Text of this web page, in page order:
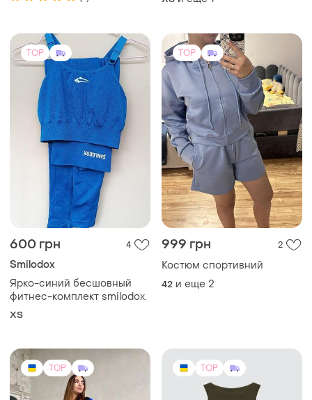
TOP
600 грн 4
Smilodox
Ярко-синий бесшовный
фитнес-комплект smilodox.
ХS
TOP
999 грн 2
Костюм спортивний
42 и еще 2
TOP TOP